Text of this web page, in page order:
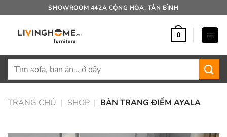
qua
SHOWROOM 442A CỘNG HÒA, TÂN BÌNH
0
Tìm
TRANG CHỦ | SHOP | BÀN TRANG ĐIỂM AYALA